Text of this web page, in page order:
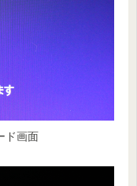
ド画面